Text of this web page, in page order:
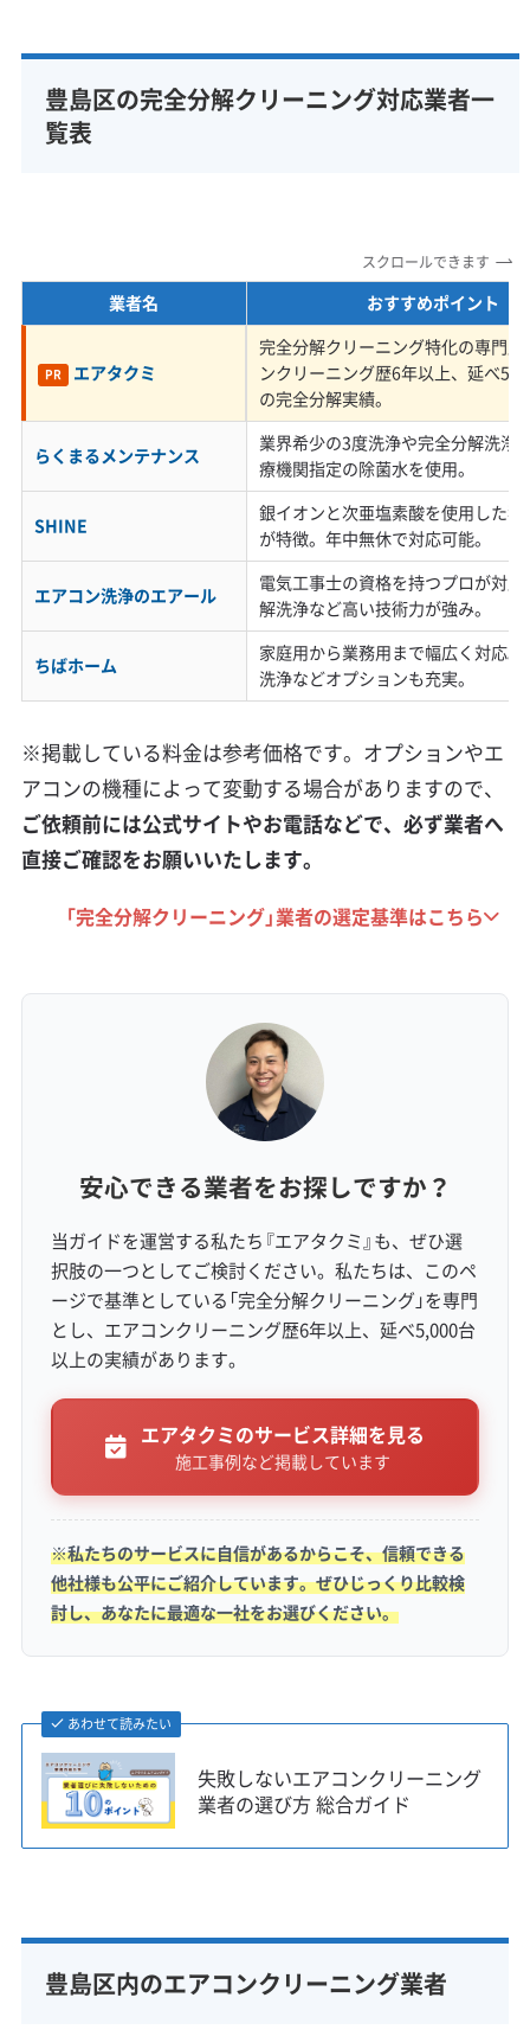
新しいタワーマンションと昔ながらの木造
住宅が混在する豊島区では、業者が両方の
エアコン構造や設置環境に対応できない
と、思わぬ追加料金や作業トラブルに繋が
ることがあります。
豊島区で業者を選ぶ際には、特有の注意点があ
ります。例えばタワーマンションでは、気密性
が高いがゆえに起こる特有の現象への知識が不
特に、換気扇を回した際にエアコンの排水ホー
スから外の空気が逆流し、ポコポコと音がする
問題などへの対処法を知っているかが重要で
す。もちろん、お掃除機能付きといった最新機
一方で、木造住宅が密集するエリアでは、昔な
がらの家の構造上、作業スペースが非常に限ら
れていたり、エアコンの設置状況が特殊だった
最新機種から少し前の機種まで、両方の分解・
組み立てに慣れていて、様々な設置環境に柔軟
に対応できる技術力のある業者を選ぶことが大
切です。
生活スタイルとコスト要因（駐車・道
路事情）
タワーマンションでの換気扇利用時の悩み
え、エリアによって大きく異なる駐車コス
トが業者選びの重要なポイントになりま
す。
南池袋などのタワーマンションにお住まいの子
豊島区の完全分解クリーニング対応業者一
覧表
スクロールできます
業者名 おすすめポイント
PR エアタクミ
完全分解クリーニング特化の専門
ンクリーニング歴6年以上、延べ
の完全分解実績。
らくまるメンテナンス
業界希少の3度洗浄や完全分解洗浄
療機関指定の除菌水を使用。
SHINE
銀イオンと次亜塩素酸を使用した
が特徴。年中無休で対応可能。
エアコン洗浄のエアール
電気工事士の資格を持つプロが対
解洗浄など高い技術力が強み。
ちばホーム
家庭用から業務用まで幅広く対応
洗浄などオプションも充実。
※掲載している料金は参考価格です。オプションやエ
アコンの機種によって変動する場合がありますので、
ご依頼前には公式サイトやお電話などで、必ず業者へ
直接ご確認をお願いいたします。
「完全分解クリーニング」業者の選定基準はこちら
安心できる業者をお探しですか？
当ガイドを運営する私たち『エアタクミ』も、ぜひ選
択肢の一つとしてご検討ください。私たちは、このペ
ージで基準としている「完全分解クリーニング」を専門
とし、エアコンクリーニング歴6年以上、延べ5,000台
以上の実績があります。
エアタクミのサービス詳細を見る
施工事例など掲載しています
※私たちのサービスに自信があるからこそ、信頼できる
他社様も公平にご紹介しています。ぜひじっくり比較検
討し、あなたに最適な一社をお選びください。
あわせて読みたい
失敗しないエアコンクリーニング
業者の選び方 総合ガイド
豊島区内のエアコンクリーニング業者